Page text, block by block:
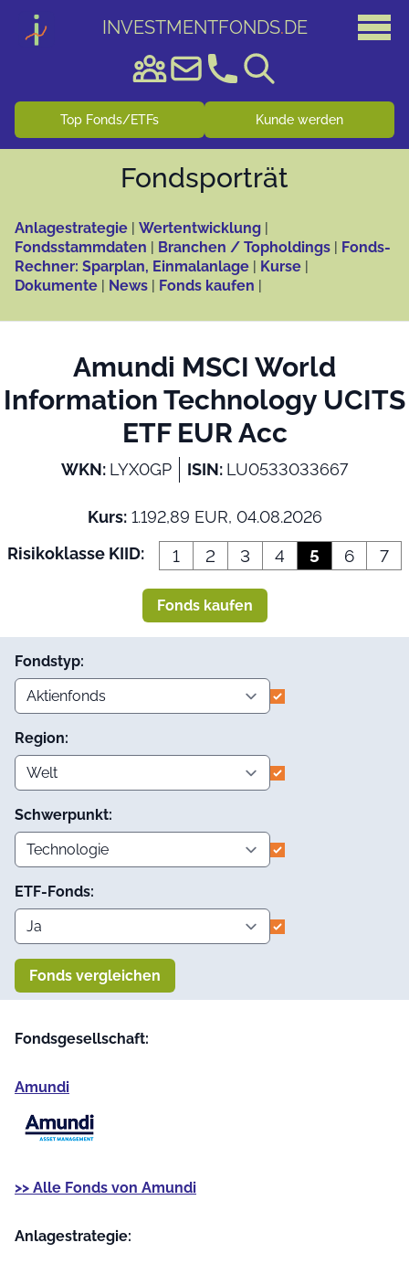
INVESTMENTFONDS.DE
Top Fonds/ETFs Kunde werden
Fonds­porträt
Anlagestrategie | Wertentwicklung |
Fondsstammdaten | Branchen / Topholdings | Fonds-
Rechner: Sparplan, Einmalanlage | Kurse |
Dokumente | News | Fonds kaufen |
Amundi MSCI World
Information Technology UCITS
ETF EUR Acc
WKN: LYX0GP ISIN: LU0533033667
Kurs:1.192,89 EUR, 04.08.2026
Risikoklasse KIID:
1 2 3 4 5 6 7
Fonds kaufen
Fondstyp:
Region:
Schwerpunkt:
ETF-Fonds:
Fonds vergleichen
Fondsgesellschaft:
Amundi
>> Alle Fonds von Amundi
Anlage­strategie: